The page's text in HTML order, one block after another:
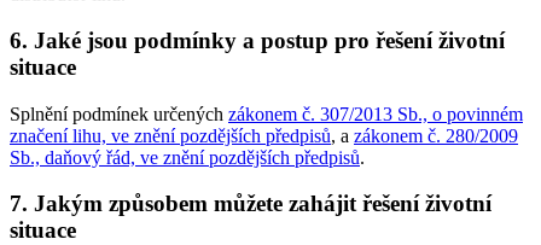
6. Jaké jsou podmínky a postup pro řešení životní
situace
Splnění podmínek určených zákonem č. 307/2013 Sb., o povinném
značení lihu, ve znění pozdějších předpisů, a zákonem č. 280/2009
Sb., daňový řád, ve znění pozdějších předpisů.
7. Jakým způsobem můžete zahájit řešení životní
situace